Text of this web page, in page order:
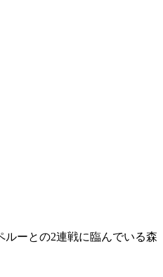
ーとの2連戦に臨んでいる森